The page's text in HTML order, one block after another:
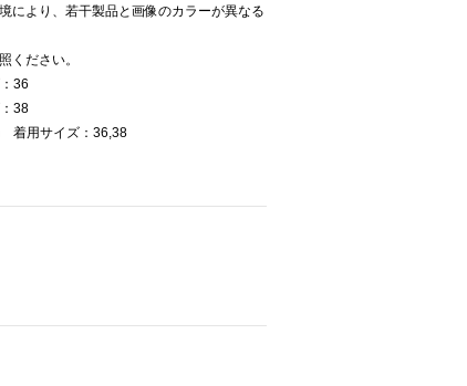
により、若干製品と画像のカラーが異なる
ください。
36
38
着用サイズ：36,38